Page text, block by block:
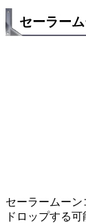
セーラー
セーラームー
ドロップする